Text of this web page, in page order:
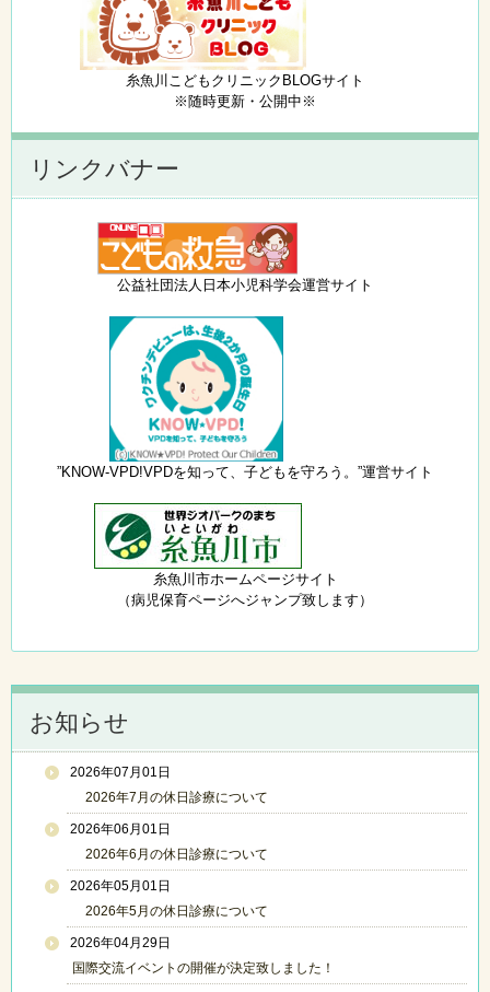
糸魚川こどもクリニックBLOGサイト
※随時更新・公開中※
リンクバナー
公益社団法人日本小児科学会運営サイト
”KNOW-VPD!VPDを知って、子どもを守ろう。”運営サイト
糸魚川市ホームページサイト
（病児保育ページへジャンプ致します）
お知らせ
2026年07月01日
2026年7月の休日診療について
2026年06月01日
2026年6月の休日診療について
2026年05月01日
2026年5月の休日診療について
2026年04月29日
国際交流イベントの開催が決定致しました！